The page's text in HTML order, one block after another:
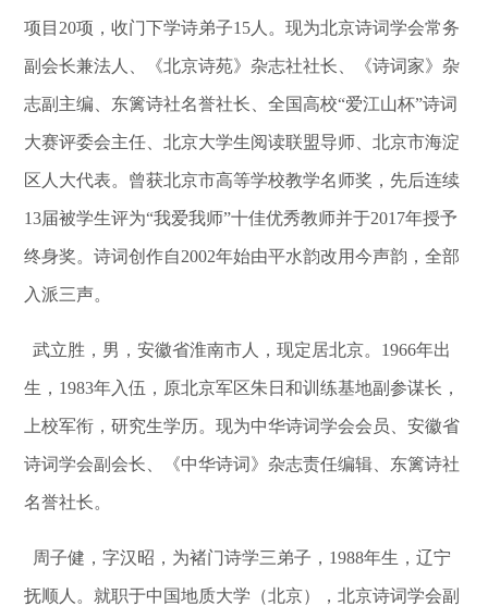
项目20项，收门下学诗弟子15人。现为北京诗词学会常务
副会长兼法人、《北京诗苑》杂志社社长、《诗词家》杂
志副主编、东篱诗社名誉社长、全国高校“爱江山杯”诗词
大赛评委会主任、北京大学生阅读联盟导师、北京市海淀
区人大代表。曾获北京市高等学校教学名师奖，先后连续
13届被学生评为“我爱我师”十佳优秀教师并于2017年授予
终身奖。诗词创作自2002年始由平水韵改用今声韵，全部
入派三声。
武立胜，男，安徽省淮南市人，现定居北京。1966年出
生，1983年入伍，原北京军区朱日和训练基地副参谋长，
上校军衔，研究生学历。现为中华诗词学会会员、安徽省
诗词学会副会长、《中华诗词》杂志责任编辑、东篱诗社
名誉社长。
周子健，字汉昭，为褚门诗学三弟子，1988年生，辽宁
抚顺人。就职于中国地质大学（北京），北京诗词学会副